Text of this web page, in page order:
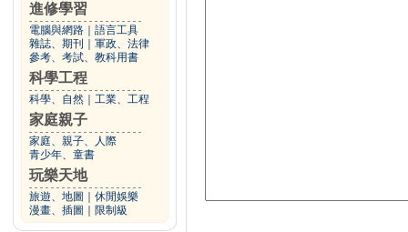
進修學習
電腦與網路
語言工具
雜誌、期刊
軍政、法律
參考、考試、教科用書
科學工程
科學、自然 工業、工程
家庭親子
家庭、親子、人際
青少年、童書
玩樂天地
旅遊、地圖
休閒娛樂
漫畫、插圖
限制級